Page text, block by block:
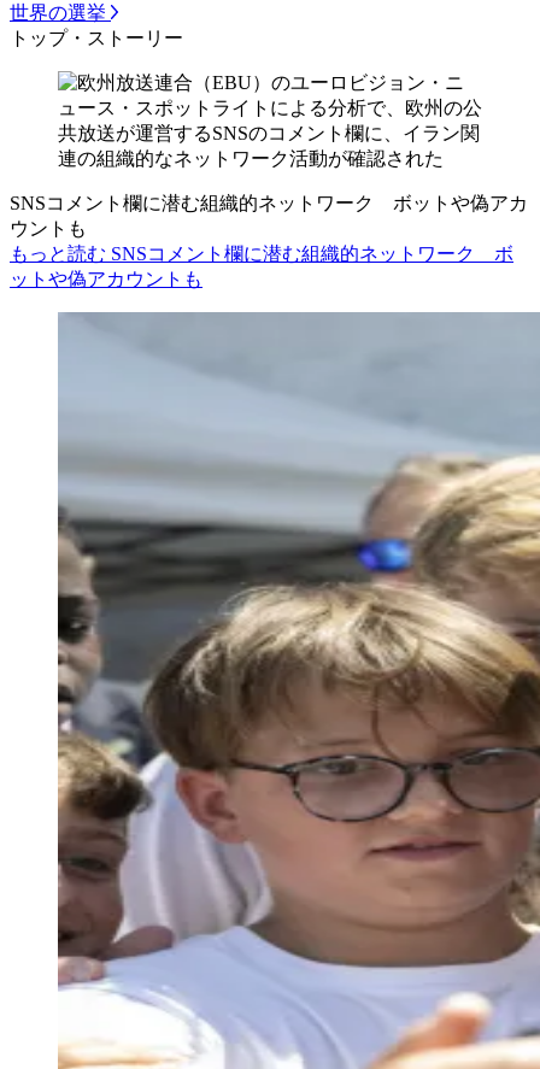
世界の選挙
トップ・ストーリー
SNSコメント欄に潜む組織的ネットワーク ボットや偽アカ
ウントも
もっと読む SNSコメント欄に潜む組織的ネットワーク ボ
ットや偽アカウントも